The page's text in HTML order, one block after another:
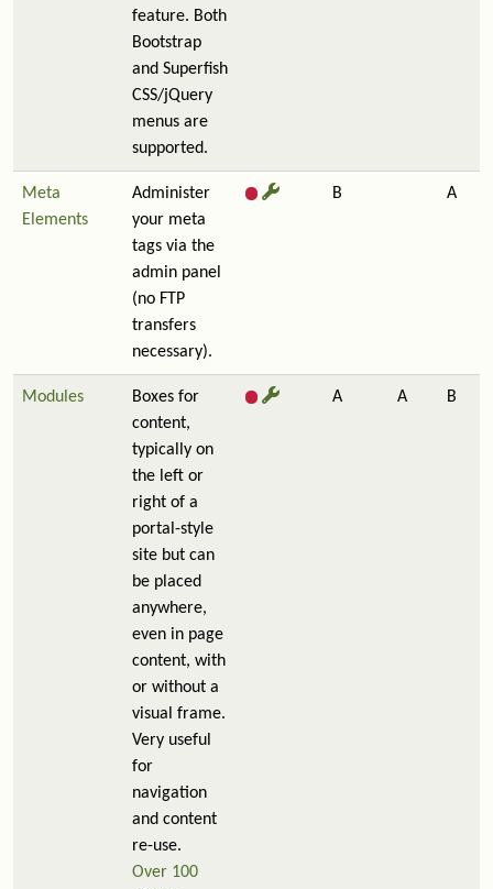
feature. Both
Bootstrap
and Superfish
CSS/jQuery
menus are
supported.
Meta
Elements
Administer
your meta
tags via the
admin panel
(no FTP
transfers
necessary).
B A
Modules
Boxes for
content,
typically on
the left or
right of a
portal-style
site but can
be placed
anywhere,
even in page
content, with
or without a
visual frame.
Very useful
for
navigation
and content
re-use.
Over 100
A A B